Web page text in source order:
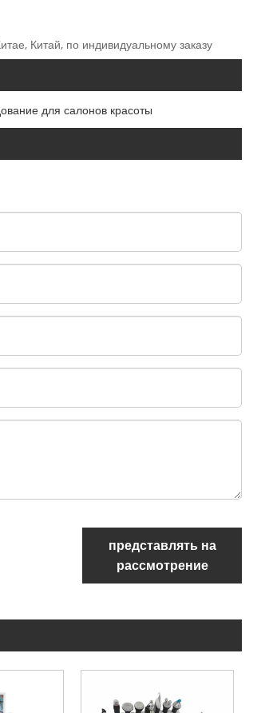
Китай, по индивидуальному заказу
для салонов красоты
представлять на
рассмотрение